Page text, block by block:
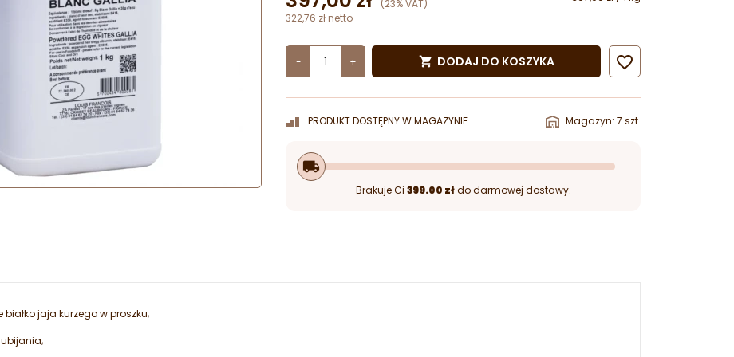
(23% VAT)
322,76 zł netto
- +  DODAJ DO KOSZYKA 
PRODUKT DOSTĘPNY W MAGAZYNIE Magazyn: 7 szt.
local_shipping
Brakuje Ci 399.00 złdo darmowej dostawy.
jaja kurzego w proszku;